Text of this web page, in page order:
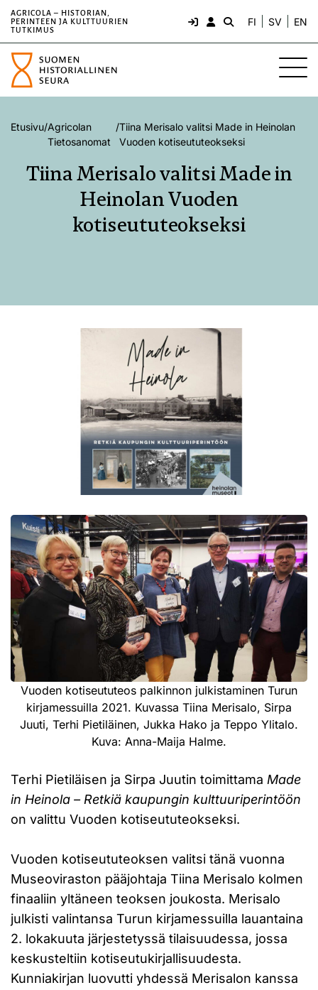
AGRICOLA – HISTORIAN,
PERINTEEN JA KULTTUURIEN
TUTKIMUS
FI SV EN
Etusivu/Agricolan
Tietosanomat
/Tiina Merisalo valitsi Made in Heinolan
Vuoden kotiseututeokseksi
Tiina Merisalo valitsi Made in
Heinolan Vuoden
kotiseututeokseksi
Vuoden kotiseututeos palkinnon julkistaminen Turun
kirjamessuilla 2021. Kuvassa Tiina Merisalo, Sirpa
Juuti, Terhi Pietiläinen, Jukka Hako ja Teppo Ylitalo.
Kuva: Anna-Maija Halme.
Terhi Pietiläisen ja Sirpa Juutin toimittama Made
in Heinola – Retkiä kaupungin kulttuuriperintöön
on valittu Vuoden kotiseututeokseksi.
Vuoden kotiseututeoksen valitsi tänä vuonna
Museoviraston pääjohtaja Tiina Merisalo kolmen
finaaliin yltäneen teoksen joukosta. Merisalo
julkisti valintansa Turun kirjamessuilla lauantaina
2. lokakuuta järjestetyssä tilaisuudessa, jossa
keskusteltiin kotiseutukirjallisuudesta.
Kunniakirjan luovutti yhdessä Merisalon kanssa